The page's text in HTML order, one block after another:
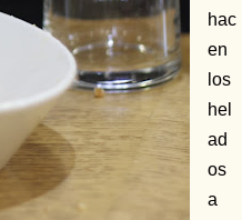
hac
en
los
hel
ad
os
a